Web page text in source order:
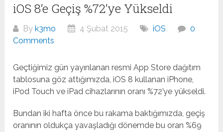
iOS 8’e Geçiş %72’ye Yükseldi
By k3mo 4 Şubat 2015 iOS
0
Comments
Geçtiğimiz gün yayınlanan resmi App Store dağıtım
tablosuna göz attığımızda, iOS 8 kullanan iPhone,
iPod Touch ve iPad cihazlarının oranı %72’ye yükseldi.
Bundan iki hafta önce bu rakama baktığımızda, geçiş
oranının oldukça yavaşladığı dönemde bu oran %69